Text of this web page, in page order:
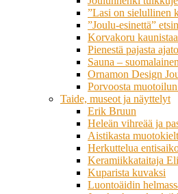
”Lasi on sielullinen
”Joulu-esinettä”
Korvakoru
Pienestä pajasta
Sauna –
Ornamon Design
Porvoosta
Taide, museot ja näyttelyt
Erik Bruun
Heleän vihreää ja
Aistikasta
Herkuttelua
Keramiikkataitaja
Kuparista kuvaksi
Luontoäidin